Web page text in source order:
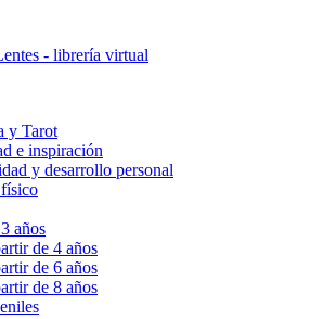
y Tarot
e inspiración
y desarrollo personal
años
de 4 años
de 6 años
de 8 años